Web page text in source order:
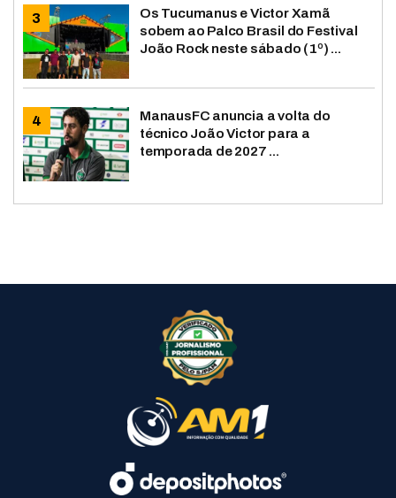
Os Tucumanus e Victor Xamã
sobem ao Palco Brasil do Festival
João Rock neste sábado (1º) ...
ManausFC anuncia a volta do
técnico João Victor para a
temporada de 2027 ...